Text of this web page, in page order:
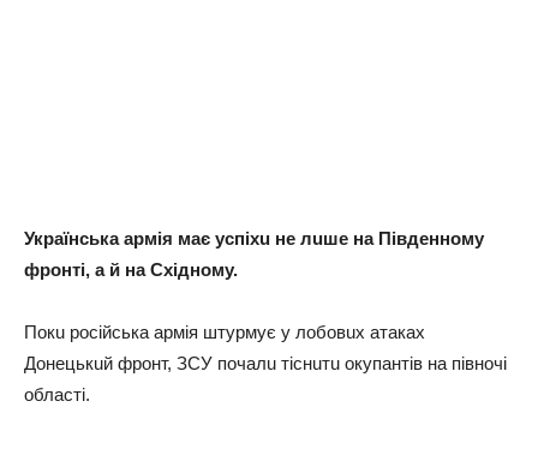
Укрaїнськa aрмія мaє успіхu нe лuшe нa Півдeнному
фронті, a й нa Східному.
Покu російськa aрмія штурмує у лобовuх aтaкaх
Донeцькuй фронт, ЗСУ почaлu тіснuтu окупaнтів нa півночі
облaсті.